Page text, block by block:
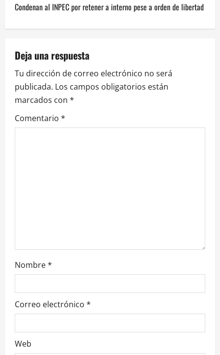
Condenan al INPEC por retener a interno pese a orden de libertad
Deja una respuesta
Tu dirección de correo electrónico no será
publicada. Los campos obligatorios están
marcados con *
Comentario *
Nombre*
Correo electrónico *
Web